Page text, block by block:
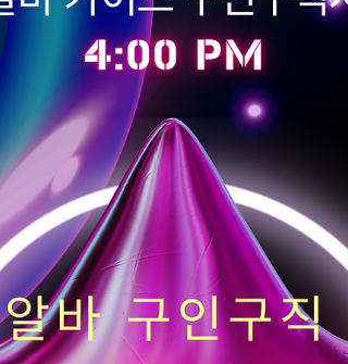
상권의 특징 수원은 서울과 가까우면서도 지역 자
수요가 큰 편이다. 주거 인구가 많고 기업·관공서·
학이 밀집해 있어 요일별 편차가 상대적으로 적다.
주중에는 회식과 업무 마무리 자리, 주말에는 지인
모임이나 외부 방문객이 늘어 전반적으로 콜 흐름
꾸준하다. 상권이 과도하게 한쪽으로 쏠리지 않아
장기 근무자 비율이 높은 것도 특징이다. 수원 유흥
알바의 수입 구조 수원 유흥알바의 수입은 기본 급
여(시급 또는 TC) 에 추가 수당(초이스, 팁, 연장